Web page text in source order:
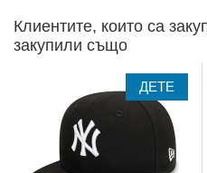
Клиентите, които са
закупили също
ДЕТЕ